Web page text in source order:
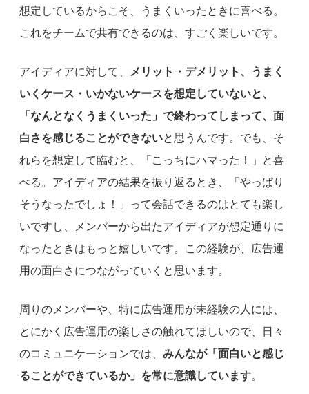
想定しているからこそ、うまくいったときに喜べる。
これをチームで共有できるのは、すごく楽しいです。
アイディアに対して、
メリット・デメリット、うまく
いくケース・いかないケースを想定していないと、
「なんとなくうまくいった」で終わってしまって、面
白さを感じることができないと思うんです。でも、そ
れらを想定して臨むと、「こっちにハマった！」と喜
べる。アイディアの結果を振り返るとき、「やっぱり
そうなったでしょ！」って会話できるのはとても楽し
いですし、メンバーから出たアイディアが想定通りに
なったときはもっと嬉しいです。この経験が、広告運
用の面白さにつながっていくと思います。
周りのメンバーや、特に広告運用が未経験の人には、
とにかく広告運用の楽しさの触れてほしいので、日々
のコミュニケーションでは、 みんなが「面白いと感じ
ることができているか」を常に意識しています。